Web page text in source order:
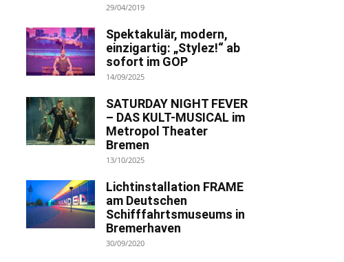
29/04/2019
Spektakulär, modern,
einzigartig: „Stylez!“ ab
sofort im GOP
14/09/2025
SATURDAY NIGHT FEVER
– DAS KULT-MUSICAL im
Metropol Theater
Bremen
13/10/2025
Lichtinstallation FRAME
am Deutschen
Schifffahrtsmuseums in
Bremerhaven
30/09/2020